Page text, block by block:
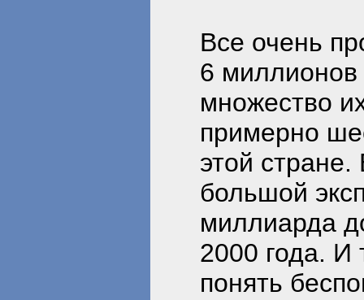
Все очень
6
множество
примерно
этой
большой
миллиарда
2000 года. И
понять